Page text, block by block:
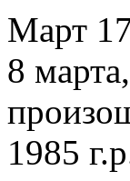
Март
8
1985